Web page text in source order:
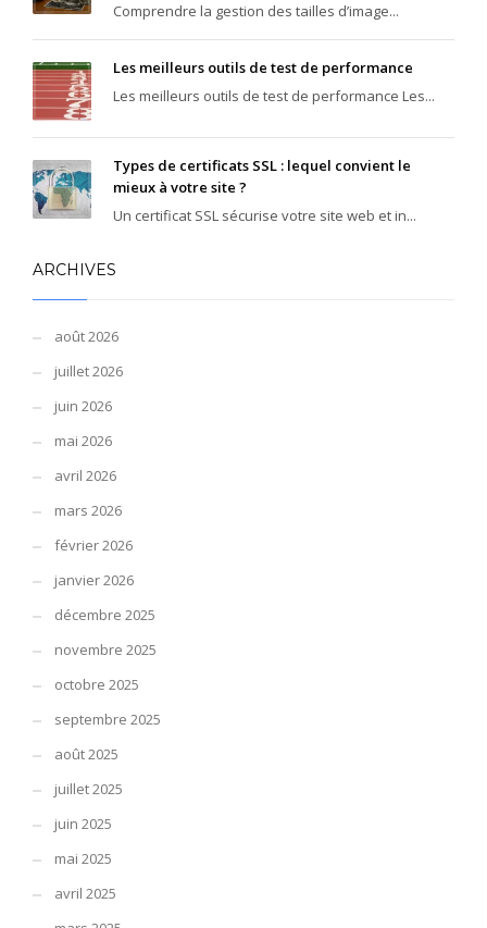
Comprendre la gestion des tailles d’image...
Les meilleurs outils de test de performance
Les meilleurs outils de test de performance Les...
Types de certificats SSL : lequel convient le
mieux à votre site ?
Un certificat SSL sécurise votre site web et in...
ARCHIVES
août 2026
juillet 2026
juin 2026
mai 2026
avril 2026
mars 2026
février 2026
janvier 2026
décembre 2025
novembre 2025
octobre 2025
septembre 2025
août 2025
juillet 2025
juin 2025
mai 2025
avril 2025